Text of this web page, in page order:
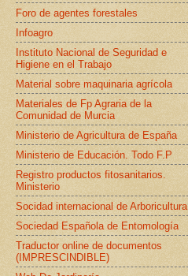
Foro de agentes forestales
Infoagro
Instituto Nacional de Seguridad e
Higiene en el Trabajo
Material sobre maquinaria agrícola
Materiales de Fp Agraria de la
Comunidad de Murcia
Ministerio de Agricultura de España
Ministerio de Educación. Todo F.P
Registro productos fitosanitarios.
Ministerio
Socidad internacional de Arboricultura
Sociedad Española de Entomología
Traductor online de documentos
(IMPRESCINDIBLE)